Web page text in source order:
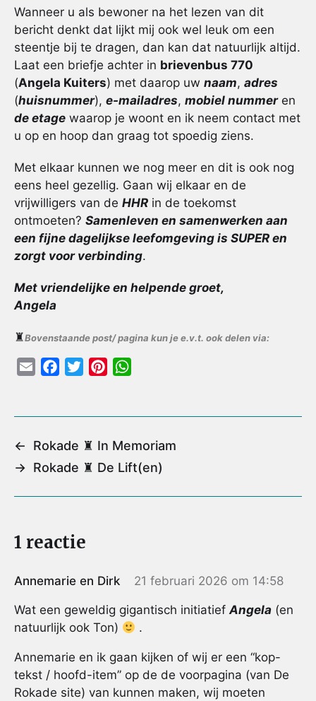
Wanneer u als bewoner na het lezen van dit
bericht denkt dat lijkt mij ook wel leuk om een
steentje bij te dragen, dan kan dat natuurlijk altijd.
Laat een briefje achter in brievenbus 770
(Angela Kuiters) met daarop uw naam, adres
(huisnummer), e-mailadres, mobiel nummeren
de etage waarop je woont en ik neem contact met
u op en hoop dan graag tot spoedig ziens.
Met elkaar kunnen we nog meer en dit is ook nog
eens heel gezellig. Gaan wij elkaar en de
vrijwilligers van de HHR in de toekomst
ontmoeten? Samenleven en samenwerken aan
een fijne dagelijkse leefomgeving is SUPER en
zorgt voor verbinding.
Met vriendelijke en helpende groet,
Angela
♜Bovenstaande post/ pagina kun je e.v.t. ook delen via:
i
l
e
b
o
k
t
t
r
t
e
e
s
t
s
p
p
←
Rokade ♜ In Memoriam
→ Rokade ♜ De Lift(en)
1 reactie
Annemarie en Dirk 21 februari 2026 om 14:58
Wat een geweldig gigantisch initiatiefAngela (en
natuurlijk ook Ton)
.
Annemarie en ik gaan kijken of wij er een “kop-
tekst / hoofd-item” op de de voorpagina (van De
Rokade site) van kunnen maken, wij moeten